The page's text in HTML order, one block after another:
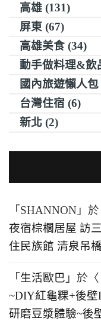
高雄 (131)
屏東 (67)
高雄美食 (34)
動手做料理&飲
國內旅遊懶人包
台灣住宿 (6)
新北 (2)
「 SHANNON 」
夜宿棕櫚居屋 訪
住民族館 清泉吊
「 生活歐巴 」於〈
~DIY紅龜粿+後
研磨豆漿體驗~後